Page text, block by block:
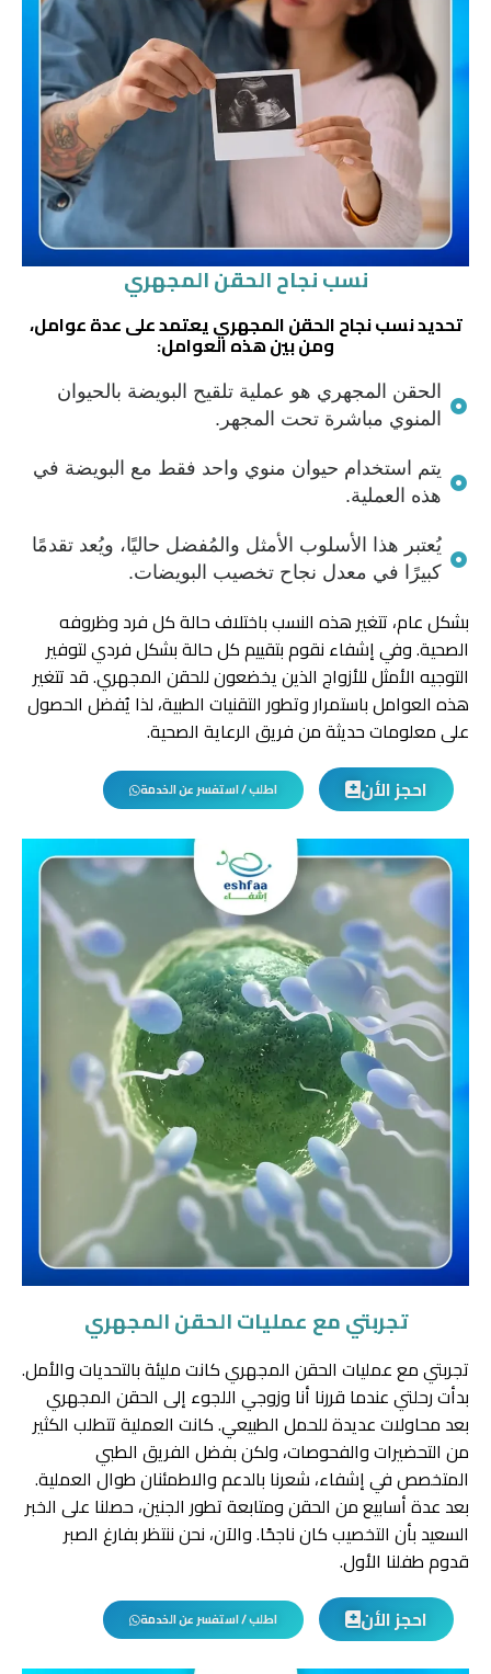
نسب نجاح الحقن المجهري
تحديد نسب نجاح الحقن المجهري يعتمد على عدة عوامل،
ومن بين هذه العوامل:
الحقن المجهري هو عملية تلقيح البويضة بالحيوان
المنوي مباشرة تحت المجهر.
يتم استخدام حيوان منوي واحد فقط مع البويضة في
هذه العملية.
يُعتبر هذا الأسلوب الأمثل والمُفضل حاليًا، ويُعد تقدمًا
كبيرًا في معدل نجاح تخصيب البويضات.
بشكل عام، تتغير هذه النسب باختلاف حالة كل فرد وظروفه
الصحية. وفي إشفاء نقوم بتقييم كل حالة بشكل فردي لتوفير
التوجيه الأمثل للأزواج الذين يخضعون للحقن المجهري. قد تتغير
هذه العوامل باستمرار وتطور التقنيات الطبية، لذا يُفضل الحصول
على معلومات حديثة من فريق الرعاية الصحية.
احجز الأن
اطلب / استفسر عن الخدمة
تجربتي مع عمليات الحقن المجهري
تجربتي مع عمليات الحقن المجهري كانت مليئة بالتحديات والأمل.
بدأت رحلتي عندما قررنا أنا وزوجي اللجوء إلى الحقن المجهري
بعد محاولات عديدة للحمل الطبيعي. كانت العملية تتطلب الكثير
من التحضيرات والفحوصات، ولكن بفضل الفريق الطبي
المتخصص في إشفاء، شعرنا بالدعم والاطمئنان طوال العملية.
بعد عدة أسابيع من الحقن ومتابعة تطور الجنين، حصلنا على الخبر
السعيد بأن التخصيب كان ناجحًا. والآن، نحن ننتظر بفارغ الصبر
قدوم طفلنا الأول.
احجز الأن
اطلب / استفسر عن الخدمة